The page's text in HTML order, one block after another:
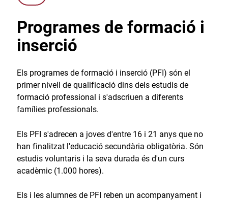
Programes de formació i
inserció
Els programes de formació i inserció (PFI) són el
primer nivell de qualificació dins dels estudis de
formació professional i s'adscriuen a diferents
famílies professionals.
Els PFI s'adrecen a joves d'entre 16 i 21 anys que no
han finalitzat l'educació secundària obligatòria. Són
estudis voluntaris i la seva durada és d'un curs
acadèmic (1.000 hores).
Els i les alumnes de PFI reben un acompanyament i